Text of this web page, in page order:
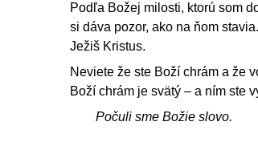
Podľa Božej milosti, ktorú som
si dáva pozor, ako na ňom
Ježiš Kristus.
Neviete že ste Boží chrám a že
Boží chrám je svätý – a ním ste
Počuli sme Božie slovo.